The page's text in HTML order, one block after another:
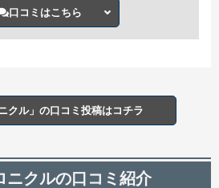
口コミはこちら
クル」の口コミ投稿はコチラ
ニクルの口コミ紹介